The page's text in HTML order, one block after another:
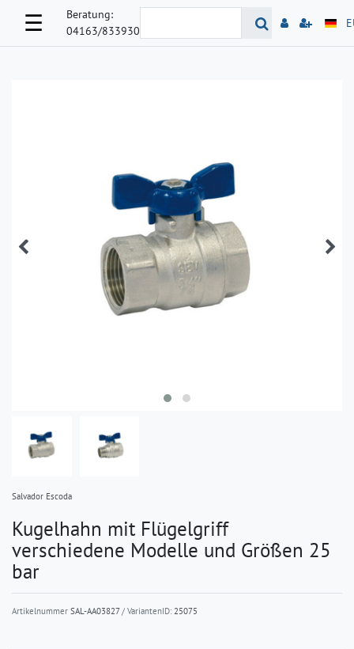
☰
Beratung:
04163/833930
Salvador Escoda
Kugelhahn mit Flügelgriff
verschiedene Modelle und Größen 25
bar
Artikelnummer SAL-AA03827/ VariantenID: 25075